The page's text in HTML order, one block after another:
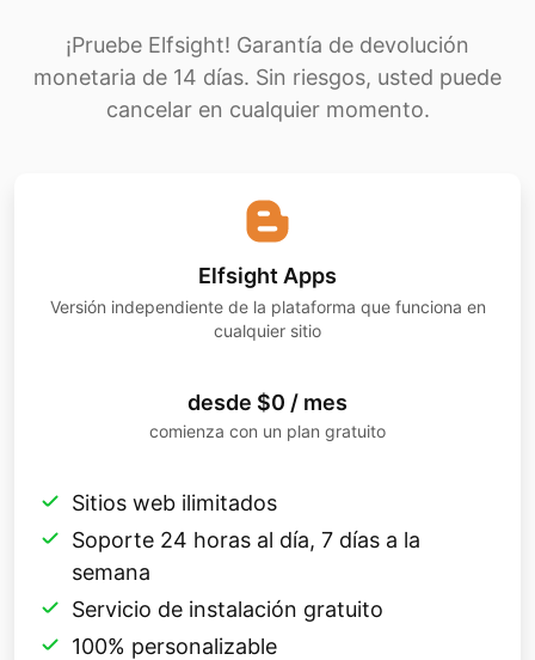
¡Pruebe Elfsight! Garantía de devolución
monetaria de 14 días. Sin riesgos, usted puede
cancelar en cualquier momento.
Elfsight Apps
Versión independiente de la plataforma que funciona en
cualquier sitio
desde $0 / mes
comienza con un plan gratuito
Sitios web ilimitados
Soporte 24 horas al día, 7 días a la
semana
Servicio de instalación gratuito
100% personalizable